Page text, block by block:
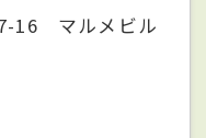
16 マルメビル